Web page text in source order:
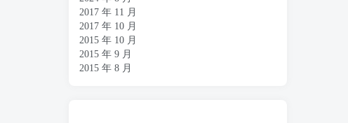
2017 年 11 月
2017 年 10 月
2015 年 10 月
2015 年 9 月
2015 年 8 月